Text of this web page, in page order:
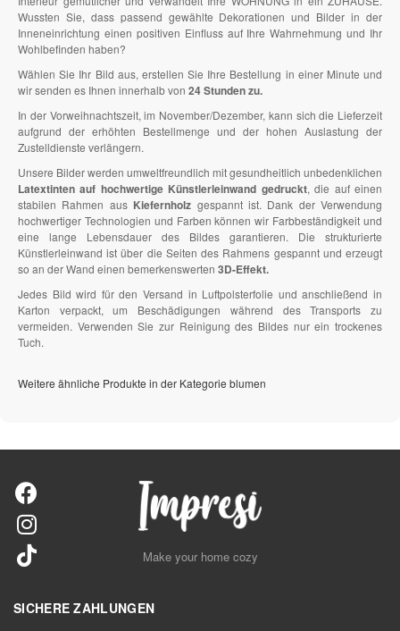
Wussten Sie, dass passend gewählte Dekorationen und Bilder in der
Inneneinrichtung einen positiven Einfluss auf Ihre Wahrnehmung und Ihr
Wohlbefinden haben?
Wählen Sie Ihr Bild aus, erstellen Sie Ihre Bestellung in einer Minute und
wir senden es Ihnen innerhalb von 24 Stunden zu.
In der Vorweihnachtszeit, im November/Dezember, kann sich die Lieferzeit
aufgrund der erhöhten Bestellmenge und der hohen Auslastung der
Zustelldienste verlängern.
Unsere Bilder werden umweltfreundlich mit gesundheitlich unbedenklichen
Latextinten auf hochwertige Künstlerleinwand gedruckt, die auf einen
stabilen Rahmen aus Kiefernholz gespannt ist. Dank der Verwendung
hochwertiger Technologien und Farben können wir Farbbeständigkeit und
eine lange Lebensdauer des Bildes garantieren. Die strukturierte
Künstlerleinwand ist über die Seiten des Rahmens gespannt und erzeugt
so an der Wand einen bemerkenswerten 3D-Effekt.
Jedes Bild wird für den Versand in Luftpolsterfolie und anschließend in
Karton verpackt, um Beschädigungen während des Transports zu
vermeiden. Verwenden Sie zur Reinigung des Bildes nur ein trockenes
Tuch.
Weitere ähnliche Produkte in der Kategorie blumen
Make your home cozy
SICHERE ZAHLUNGEN